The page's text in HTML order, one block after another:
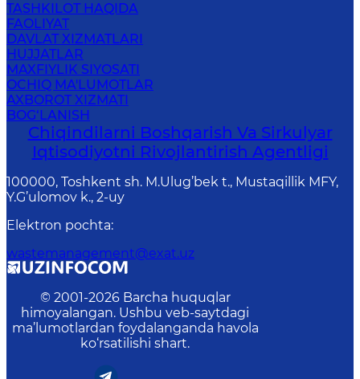
TASHKILOT HAQIDA
FAOLIYAT
DAVLAT XIZMATLARI
HUJJATLAR
MAXFIYLIK SIYOSATI
OCHIQ MA'LUMOTLAR
AXBOROT XIZMATI
BOG‘LANISH
Chiqindilarni Boshqarish Va Sirkulyar
Iqtisodiyotni Rivojlantirish Agentligi
100000, Toshkent sh. M.Ulug’bek t., Mustaqillik MFY,
Y.G’ulomov k., 2-uy
Elektron pochta:
wastemanagement@exat.uz
© 2001-2026 Barcha huquqlar
himoyalangan. Ushbu veb-saytdagi
ma’lumotlardan foydalanganda havola
ko‘rsatilishi shart.